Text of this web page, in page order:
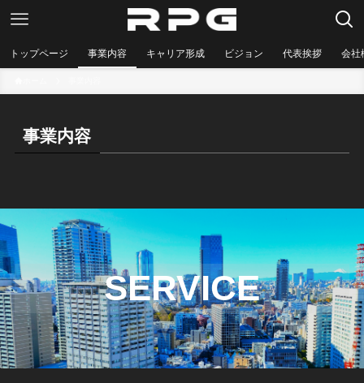
トップページ 事業内容 キャリア形成 ビジョン 代表挨拶 会社
事業内容
SERVICE